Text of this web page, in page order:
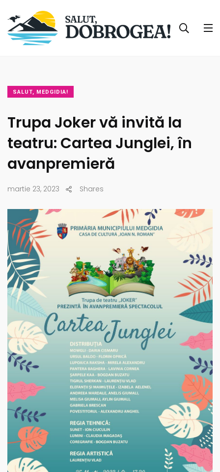
SALUT, MEDGIDIA!
Trupa Joker vă invită la
teatru: Cartea Junglei, în
avanpremieră
martie 23, 2023 Shares